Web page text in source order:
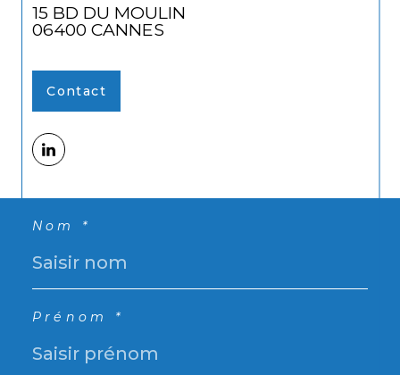
Nom *
Prénom *
15 BD DU MOULIN
06400 CANNES
Contact